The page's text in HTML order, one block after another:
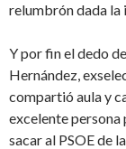
relumbrón dada la
Y por fin el dedo
Hernández,
compartió aula y
excelente persona
sacar al PSOE de